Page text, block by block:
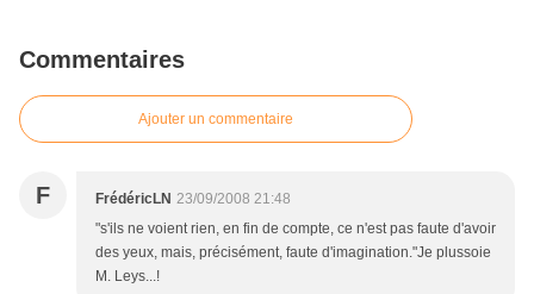
Commentaires
Ajouter un commentaire
F FrédéricLN 23/09/2008 21:48
"s'ils ne voient rien, en fin de compte, ce n'est pas faute d'avoir
des yeux, mais, précisément, faute d'imagination."Je plussoie
M. Leys...!